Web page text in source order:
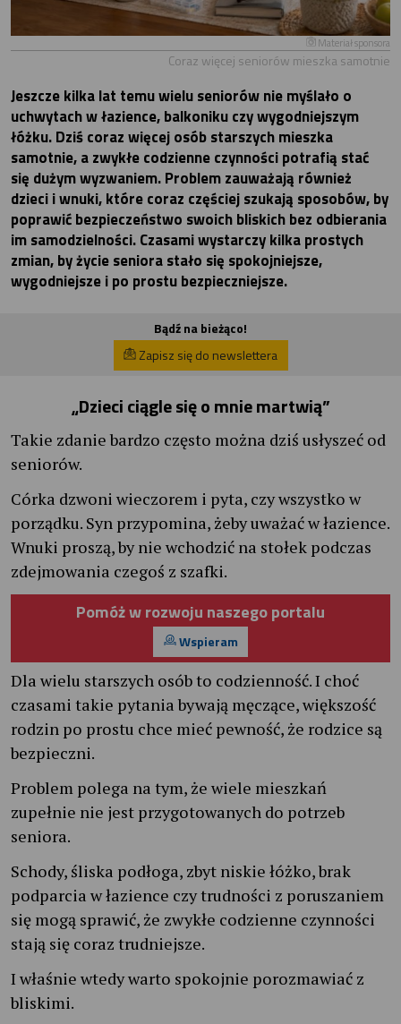
Materiał sponsora
Coraz więcej seniorów mieszka samotnie
Jeszcze kilka lat temu wielu seniorów nie myślało o
uchwytach w łazience, balkoniku czy wygodniejszym
łóżku. Dziś coraz więcej osób starszych mieszka
samotnie, a zwykłe codzienne czynności potrafią stać
się dużym wyzwaniem. Problem zauważają również
dzieci i wnuki, które coraz częściej szukają sposobów, by
poprawić bezpieczeństwo swoich bliskich bez odbierania
im samodzielności. Czasami wystarczy kilka prostych
zmian, by życie seniora stało się spokojniejsze,
wygodniejsze i po prostu bezpieczniejsze.
Bądź na bieżąco!
Zapisz się do newslettera
„Dzieci ciągle się o mnie martwią”
Takie zdanie bardzo często można dziś usłyszeć od
seniorów.
Córka dzwoni wieczorem i pyta, czy wszystko w
porządku. Syn przypomina, żeby uważać w łazience.
Wnuki proszą, by nie wchodzić na stołek podczas
zdejmowania czegoś z szafki.
Pomóż w rozwoju naszego portalu
Wspieram
Dla wielu starszych osób to codzienność. I choć
czasami takie pytania bywają męczące, większość
rodzin po prostu chce mieć pewność, że rodzice są
bezpieczni.
Problem polega na tym, że wiele mieszkań
zupełnie nie jest przygotowanych do potrzeb
seniora.
Schody, śliska podłoga, zbyt niskie łóżko, brak
podparcia w łazience czy trudności z poruszaniem
się mogą sprawić, że zwykłe codzienne czynności
stają się coraz trudniejsze.
I właśnie wtedy warto spokojnie porozmawiać z
bliskimi.